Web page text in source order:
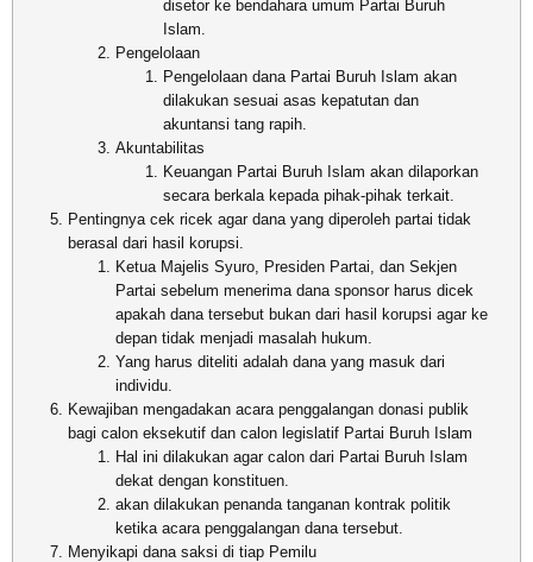
disetor ke bendahara umum Partai Buruh
Islam.
Pengelolaan
Pengelolaan dana Partai Buruh Islam akan
dilakukan sesuai asas kepatutan dan
akuntansi tang rapih.
Akuntabilitas
Keuangan Partai Buruh Islam akan dilaporkan
secara berkala kepada pihak-pihak terkait.
Pentingnya cek ricek agar dana yang diperoleh partai tidak
berasal dari hasil korupsi.
Ketua Majelis Syuro, Presiden Partai, dan Sekjen
Partai sebelum menerima dana sponsor harus dicek
apakah dana tersebut bukan dari hasil korupsi agar ke
depan tidak menjadi masalah hukum.
Yang harus diteliti adalah dana yang masuk dari
individu.
Kewajiban mengadakan acara penggalangan donasi publik
bagi calon eksekutif dan calon legislatif Partai Buruh Islam
Hal ini dilakukan agar calon dari Partai Buruh Islam
dekat dengan konstituen.
akan dilakukan penanda tanganan kontrak politik
ketika acara penggalangan dana tersebut.
Menyikapi dana saksi di tiap Pemilu